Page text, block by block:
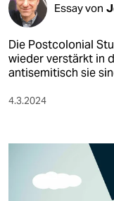
Essay von
Die Postcolonial
wieder verstärkt in
antisemitisch sie
4.3.2024